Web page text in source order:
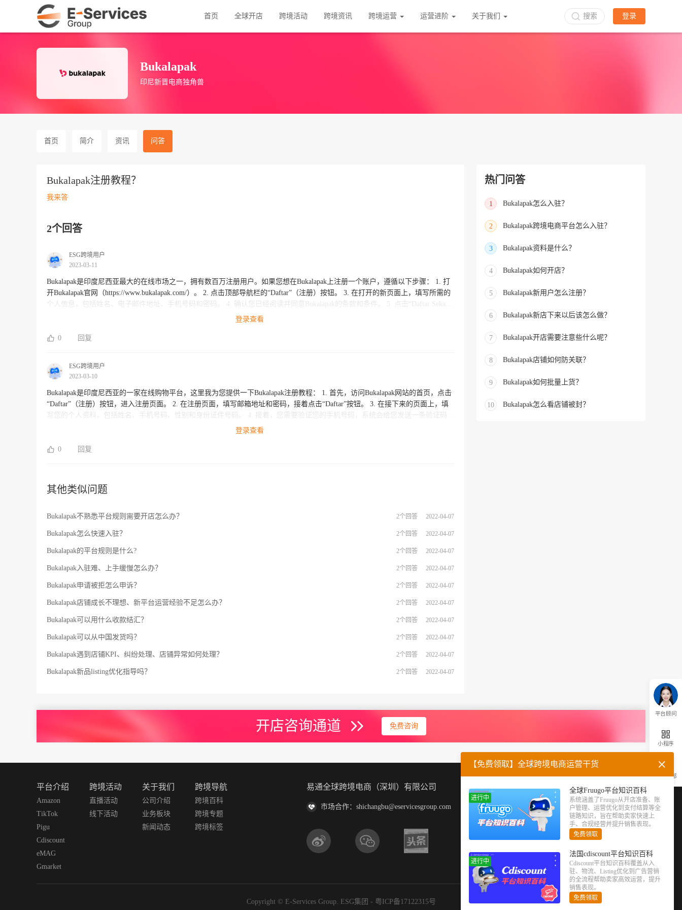
首页 全球开店 跨境活动 跨境资讯 跨境运营 运营进阶 关于我们 搜索 登录
Bukalapak
印尼新晋电商独角兽
首页 简介 资讯 问答
Bukalapak注册教程？
我来答
2个回答
ESG跨境用户
2023-03-11
Bukalapak是印度尼西亚最大的在线市场之一，拥有数百万注册用户。如果您想在Bukalapak上注册一个账户，遵循以下步骤： 1. 打
开Bukalapak官网（https://www.bukalapak.com/）。 2. 点击顶部导航栏的“Daftar”（注册）按钮。 3. 在打开的新页面上，填写所需的
个人信息，包括姓名、电子邮件地址、手机号码和密码。 4. 确认您已经阅读并同意Bukalapak的条款和条件。 5. 点击“Daftar Sekara
ng”（立即注册）按钮。 6. 您将收到一条确认邮件，点击其中的链接以激活您的账户。 完成以上步骤后，您现在可以使用Bukalapak
登录查看
0 回复
ESG跨境用户
2023-03-10
Bukalapak是印度尼西亚的一家在线购物平台，这里我为您提供一下Bukalapak注册教程： 1. 首先，访问Bukalapak网站的首页，点击
“Daftar”（注册）按钮，进入注册页面。 2. 在注册页面，填写邮箱地址和密码，接着点击“Daftar”按钮。 3. 在接下来的页面上，填
写您的个人资料，包括姓名、手机号码、性别和身份证件号码。 4. 接着，您需要验证您的手机号码，系统会给您发送一条验证码短
登录查看
0 回复
其他类似问题
Bukalapak不熟悉平台规则需要开店怎么办？ 2个回答 2022-04-07
Bukalapak怎么快速入驻？ 2个回答 2022-04-07
Bukalapak的平台规则是什么? 2个回答 2022-04-07
Bukalapak入驻难、上手缓慢怎么办？ 2个回答 2022-04-07
Bukalapak申请被拒怎么申诉？ 2个回答 2022-04-07
Bukalapak店铺成长不理想、新平台运营经验不足怎么办？ 2个回答 2022-04-07
Bukalapak可以用什么收款结汇？ 2个回答 2022-04-07
Bukalapak可以从中国发货吗？ 2个回答 2022-04-07
Bukalapak遇到店铺KPI、纠纷处理、店铺异常如何处理？ 2个回答 2022-04-07
Bukalapak新品listing优化指导吗？ 2个回答 2022-04-07
热门问答
1 Bukalapak怎么入驻？
2 Bukalapak跨境电商平台怎么入驻？
3 Bukalapak资料是什么？
4 Bukalapak如何开店？
5 Bukalapak新用户怎么注册？
6 Bukalapak新店下来以后该怎么做？
7 Bukalapak开店需要注意些什么呢？
8 Bukalapak店铺如何防关联？
9 Bukalapak如何批量上货？
10 Bukalapak怎么看店铺被封？
开店咨询通道 免费咨询
平台顾问
小程序
返回顶部
平台介绍
Amazon
TikTok
Pigu
Cdiscount
eMAG
Gmarket
跨境活动
直播活动
线下活动
关于我们
公司介绍
业务板块
新闻动态
跨境导航
跨境百科
跨境专题
跨境标签
易通全球跨境电商（深圳）有限公司
市场合作：shichangbu@eservicesgroup.com
企业微信 官方公众号
Copyright © E-Services Group. ESG集团 - 粤ICP备17122315号
【免费领取】全球跨境电商运营干货
进行中
全球Fruugo平台知识百科
系统涵盖了Fruugo从开店准备、账
户管理、运营优化到支付结算等全
链路知识，旨在帮助卖家快速上
手、合规经营并提升销售表现。
免费领取
进行中
法国cdiscount平台知识百科
Cdiscount平台知识百科覆盖从入
驻、物流、Listing优化到广告营销
的全流程帮助卖家高效运营，提升
销售表现。
免费领取